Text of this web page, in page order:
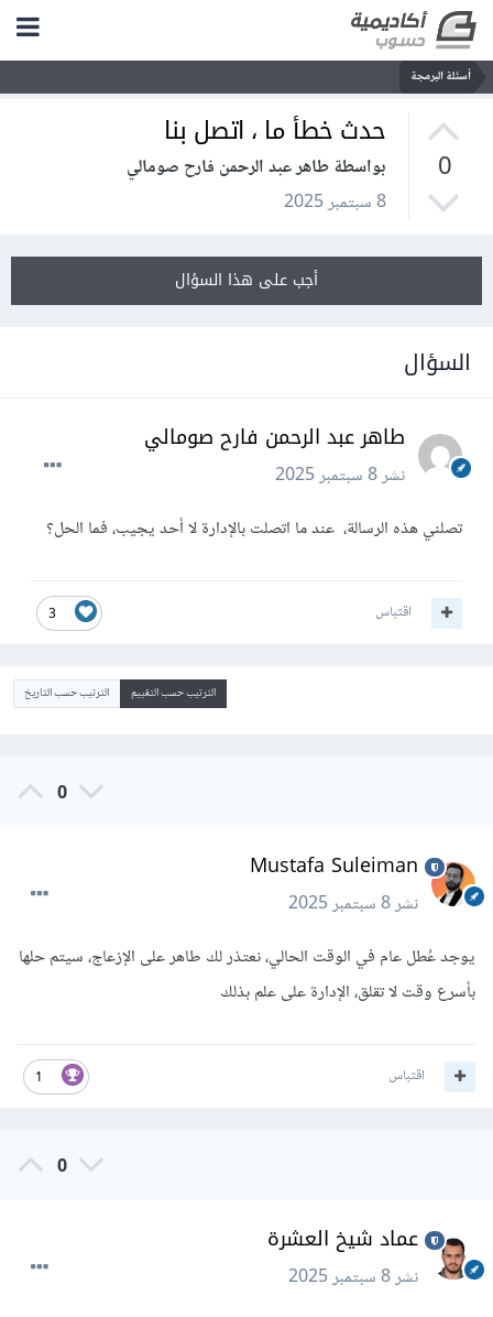
أسئلة البرمجة
0
حدث خطأ ما ، اتصل بنا
بواسطة طاهر عبد الرحمن فارح صومالي
8 سبتمبر 2025
أجب على هذا السؤال
السؤال
طاهر عبد الرحمن فارح صومالي
نشر8 سبتمبر 2025
تصلني هذه الرسالة، عند ما اتصلت بالإدارة لا أحد يجيب، فما الحل؟
3 اقتباس
الترتيب حسب التقييم الترتيب حسب التاريخ
0
Mustafa Suleiman
نشر8 سبتمبر 2025
يوجد عُطل عام في الوقت الحالي، نعتذر لك طاهر على الإزعاج، سيتم حلها
بأسرع وقت لا تقلق، الإدارة على علم بذلك
1 اقتباس
0
عماد شيخ العشرة
نشر8 سبتمبر 2025